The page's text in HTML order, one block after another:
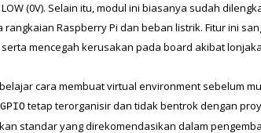
(0V). Selain itu, modul ini biasanya sudah
Raspberry Pi dan beban listrik. Fitur ini
mencegah kerusakan pada board akibat
cara membuat virtual environment sebelum
tetap terorganisir dan tidak bentrok dengan
standar yang direkomendasikan dalam